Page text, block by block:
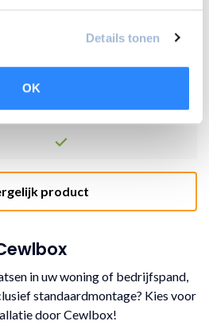
Details tonen
OK
8,50
product
in uw woning of bedrijfspand,
standaardmontage? Kies voor
door Cewlbox!